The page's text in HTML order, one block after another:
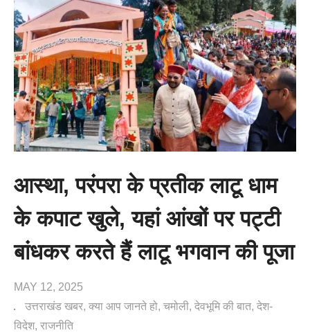
आस्था, परंपरा के प्रतीक लाटू धाम
के कपाट खुले, यहां आंखों पर पट्टी
बांधकर करते हैं लाटू भगवान की पूजा
MAY 12, 2025
उत्तराखंड खबर क्या आप जानते हो चमोली देवभूमि की बात देश-
विदेश राजनीति